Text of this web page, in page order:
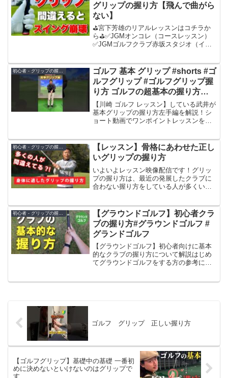
グリップの握り方【飛んで曲がら
ない】
⛳️宮下芳雄のリアルレッスンはコチラか
ら⛳️✅JGMオンコレ（コースレッスン）
✅JGMゴルフクラブ赤坂スタジオ（イン
━━━━━━━━━━━━━━━━今回
は「飛んで曲がらないグリップの握り...
初心者 - グリップの握り方
ゴルフ 基本 グリップ #shorts #ゴ
ルフグリップ #ゴルフグリップ握
り方 ゴルフの超基本の握り方左
手編です！慣れれば真っ直ぐ打つ
秘訣 スイングの前にやろう
【川崎 ゴルフ レッスン】している武井が
基本グリップの握り方左手編を解説！シ
ョート動画でワンポイントレッスンをあ
直しましょう。最初は慣れないですが根
気よく練習してくださ...
初心者 - グリップの握り方
【レッスン】骨格にあわせた正し
いグリップの握り方
いよいよレッスン映像配信です！グリッ
プの握り方は、最近の発展したクラブに
合わない握り方をしている人が多くいま
考にしてください^-^==========■
45GOLF ...
【グラウンドゴルフ】初心者クラ
ブの握り方#グラウンドゴルフ #
グランドゴルフ
【グラウンドゴルフ】初心者向けに基本
的なクラブの握り方について解説はじめ
てグラウンドゴルフをする方の参考にご
ゴルフ グリップ 正しい握り方
【ゴルフグリップ】基礎中の基礎 一番初
めに決めないといけないのはグリップで
す